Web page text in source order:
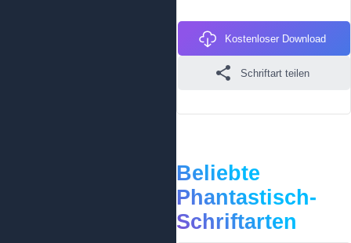
Kostenloser Download
Schriftart teilen
Beliebte
Phantastisch-
Schriftarten